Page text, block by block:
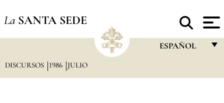
La SANTA SEDE
ESPAÑOL
DISCURSOS 1986 JULIO